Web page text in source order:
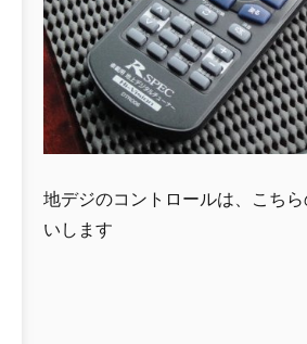
地デジのコントロールは、こち
いします